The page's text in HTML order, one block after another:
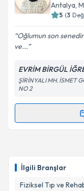
İlgili Branşlar
Fiziksel Tıp ve
Antalya,
5 (3
Oğlumun son
ve...
EVRİM BİRGÜL
ŞİRİNYALI MH. İSMET
NO 2
Randevu
için bir takvim